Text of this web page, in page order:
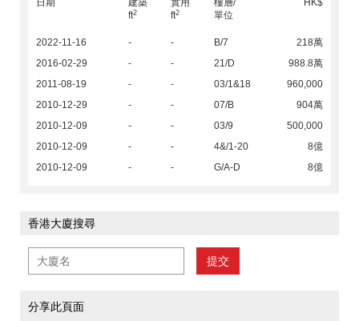
日期
建築
ft2
實用
ft2
樓層/
單位
HK$
2022-11-16 - - B/7
218萬
2016-02-29
- - 21/D
988.8萬
2011-08-19
- - 03/1&18
960,000
2010-12-29
- - 07/B
904萬
2010-12-09
- - 03/9
500,000
2010-12-09
- - 4&/1-20
8億
2010-12-09
- - G/A-D 8億
香港大廈搜尋
提交
分享此頁面